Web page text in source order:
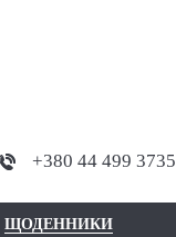
+380 44 499 3735
ЩОДЕННИКИ